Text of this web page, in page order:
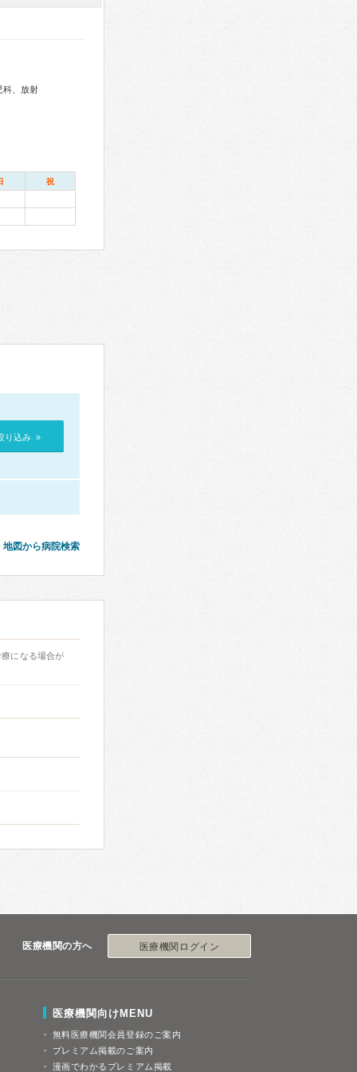
科、放射
祝
り込み »
地図から病院検索
になる場合が
医療機関の方へ 医療機関ログイン
医療機関向けMENU
無料医療機関会員登録のご案内
プレミアム掲載のご案内
漫画でわかるプレミアム掲載